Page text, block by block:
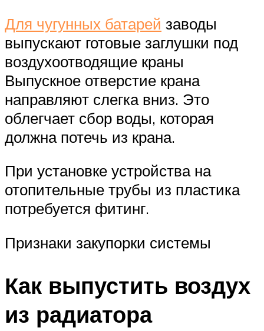
Для чугунных батарей заводы
выпускают готовые заглушки под
воздухоотводящие краны
Выпускное отверстие крана
направляют слегка вниз. Это
облегчает сбор воды, которая
должна потечь из крана.
При установке устройства на
отопительные трубы из пластика
потребуется фитинг.
Признаки закупорки системы
Как выпустить воздух
из радиатора